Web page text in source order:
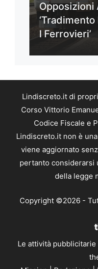
Opposizioni
‘Tradimento
I Ferrovieri’
Lindiscreto.it di
Corso Vittorio
Codice Fiscale e
Lindiscreto.it non è
viene aggiornato
pertanto considerarsi
della legge
Copyright ©2026 -
Le attività